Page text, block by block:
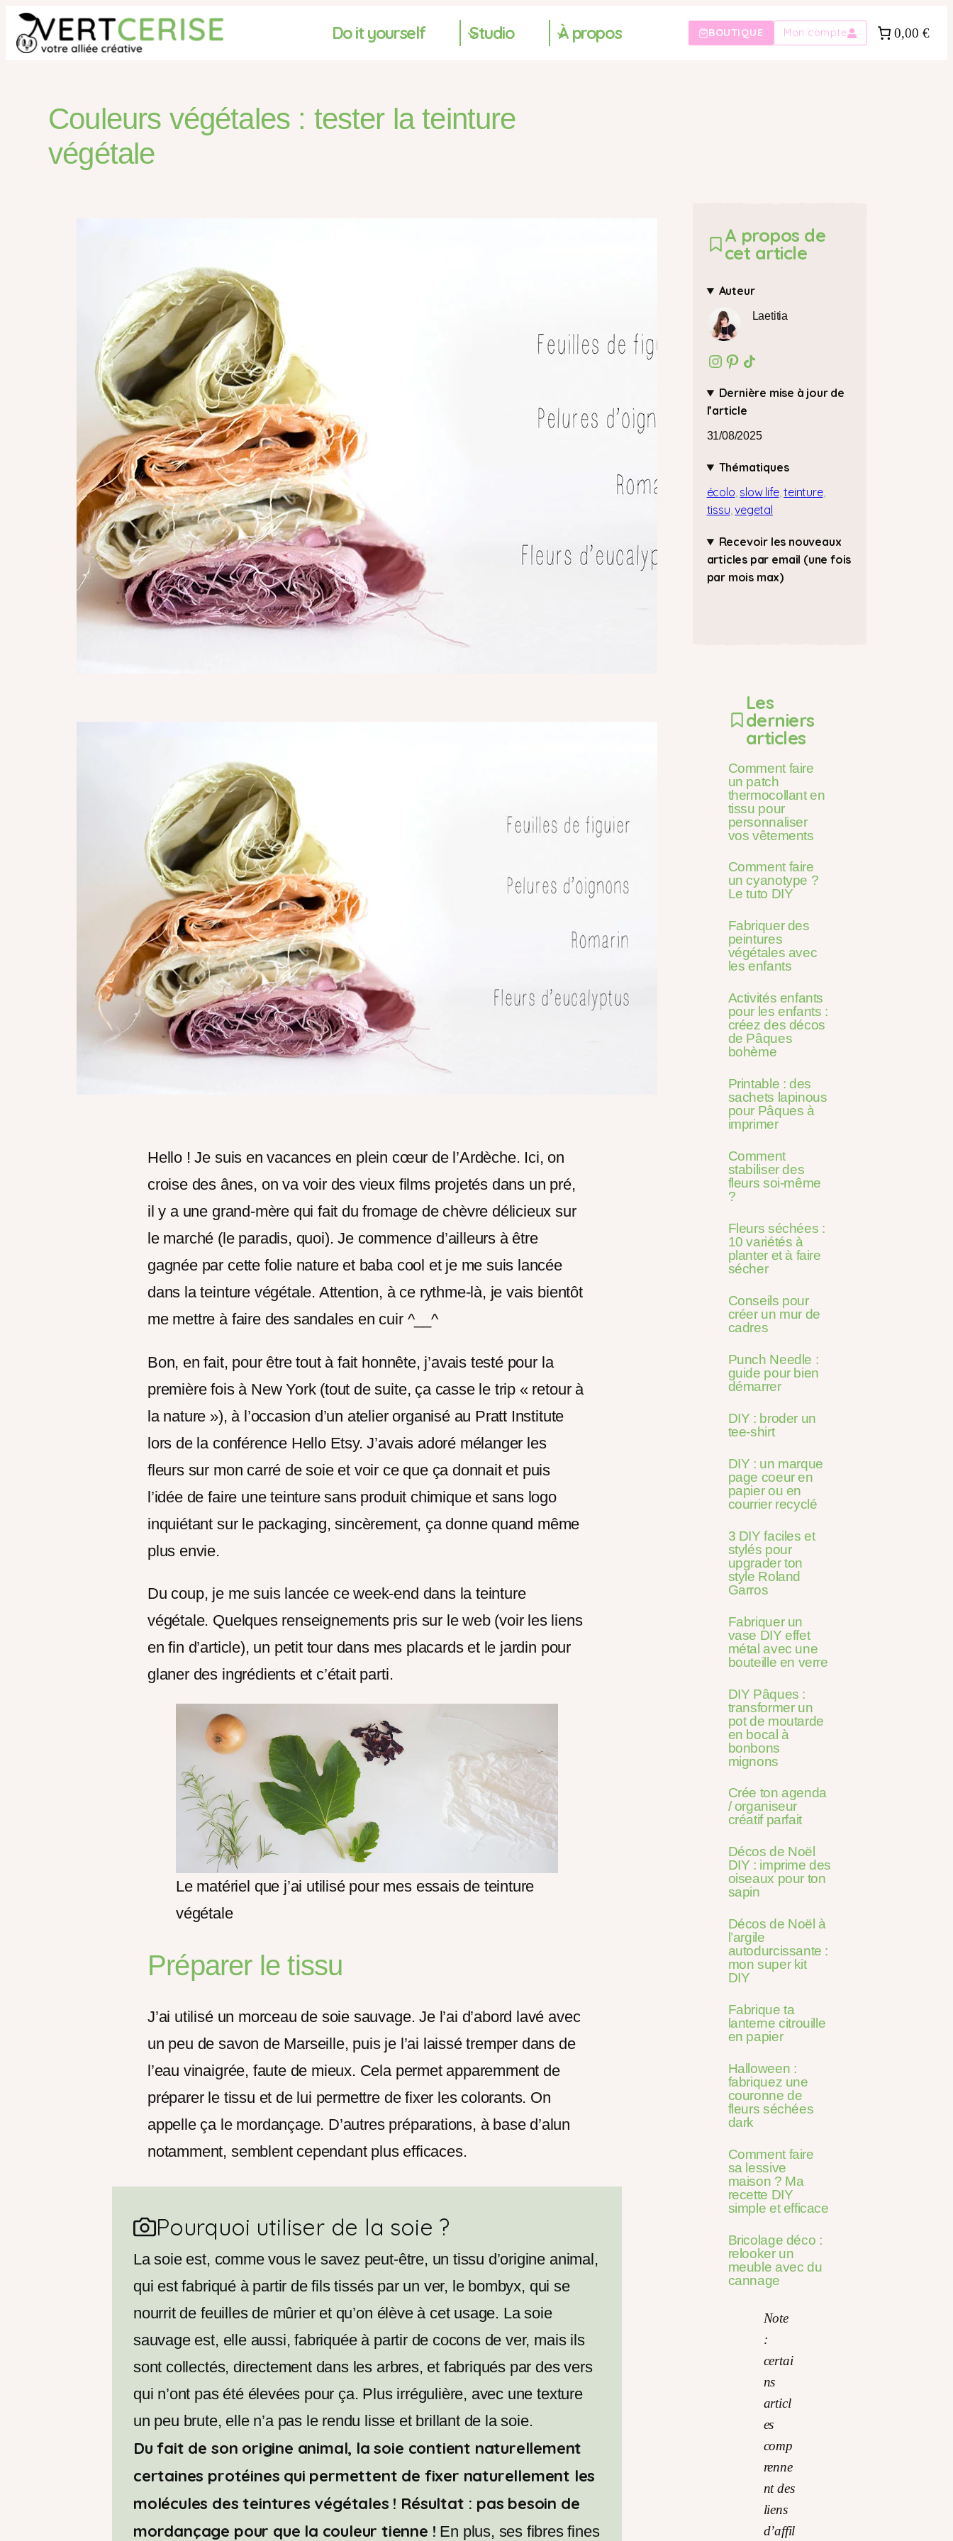
Do it yourself Studio À propos BOUTIQUE Mon compte 0,00 €
Couleurs végétales : tester la teinture
végétale
Hello ! Je suis en vacances en plein cœur de l’Ardèche. Ici, on
croise des ânes, on va voir des vieux films projetés dans un pré,
il y a une grand-mère qui fait du fromage de chèvre délicieux sur
le marché (le paradis, quoi). Je commence d’ailleurs à être
gagnée par cette folie nature et baba cool et je me suis lancée
dans la teinture végétale. Attention, à ce rythme-là, je vais bientôt
me mettre à faire des sandales en cuir ^__^
Bon, en fait, pour être tout à fait honnête, j’avais testé pour la
première fois à New York (tout de suite, ça casse le trip « retour à
la nature »), à l’occasion d’un atelier organisé au Pratt Institute
lors de la conférence Hello Etsy. J’avais adoré mélanger les
fleurs sur mon carré de soie et voir ce que ça donnait et puis
l’idée de faire une teinture sans produit chimique et sans logo
inquiétant sur le packaging, sincèrement, ça donne quand même
plus envie.
Du coup, je me suis lancée ce week-end dans la teinture
végétale. Quelques renseignements pris sur le web (voir les liens
en fin d’article), un petit tour dans mes placards et le jardin pour
glaner des ingrédients et c’était parti.
Le matériel que j’ai utilisé pour mes essais de teinture
végétale
Préparer le tissu
J’ai utilisé un morceau de soie sauvage. Je l’ai d’abord lavé avec
un peu de savon de Marseille, puis je l’ai laissé tremper dans de
l’eau vinaigrée, faute de mieux. Cela permet apparemment de
préparer le tissu et de lui permettre de fixer les colorants. On
appelle ça le mordançage. D’autres préparations, à base d’alun
notamment, semblent cependant plus efficaces.
Pourquoi utiliser de la soie ?
La soie est, comme vous le savez peut-être, un tissu d’origine animal,
qui est fabriqué à partir de fils tissés par un ver, le bombyx, qui se
nourrit de feuilles de mûrier et qu’on élève à cet usage. La soie
sauvage est, elle aussi, fabriquée à partir de cocons de ver, mais ils
sont collectés, directement dans les arbres, et fabriqués par des vers
qui n’ont pas été élevées pour ça. Plus irrégulière, avec une texture
un peu brute, elle n’a pas le rendu lisse et brillant de la soie.
Du fait de son origine animal, la soie contient naturellement
certaines protéines qui permettent de fixer naturellement les
molécules des teintures végétales ! Résultat : pas besoin de
mordançage pour que la couleur tienne ! En plus, ses fibres fines
A propos de
cet article
Auteur
Laetitia
Instagram Pinterest Icône de partage
Dernière mise à jour de
l’article
31/08/2025
Thématiques
écolo, slow life, teinture,
tissu, vegetal
Recevoir les nouveaux
articles par email (une fois
par mois max)
Les
derniers
articles
Comment faire
un patch
thermocollant en
tissu pour
personnaliser
vos vêtements
Comment faire
un cyanotype ?
Le tuto DIY
Fabriquer des
peintures
végétales avec
les enfants
Activités enfants
pour les enfants :
créez des décos
de Pâques
bohème
Printable : des
sachets lapinous
pour Pâques à
imprimer
Comment
stabiliser des
fleurs soi-même
?
Fleurs séchées :
10 variétés à
planter et à faire
sécher
Conseils pour
créer un mur de
cadres
Punch Needle :
guide pour bien
démarrer
DIY : broder un
tee-shirt
DIY : un marque
page coeur en
papier ou en
courrier recyclé
3 DIY faciles et
stylés pour
upgrader ton
style Roland
Garros
Fabriquer un
vase DIY effet
métal avec une
bouteille en verre
DIY Pâques :
transformer un
pot de moutarde
en bocal à
bonbons
mignons
Crée ton agenda
/ organiseur
créatif parfait
Décos de Noël
DIY : imprime des
oiseaux pour ton
sapin
Décos de Noël à
l’argile
autodurcissante :
mon super kit
DIY
Fabrique ta
lanterne citrouille
en papier
Halloween :
fabriquez une
couronne de
fleurs séchées
dark
Comment faire
sa lessive
maison ? Ma
recette DIY
simple et efficace
Bricolage déco :
relooker un
meuble avec du
cannage
Note
:
certai
ns
articl
es
comp
renne
nt des
liens
d’affil